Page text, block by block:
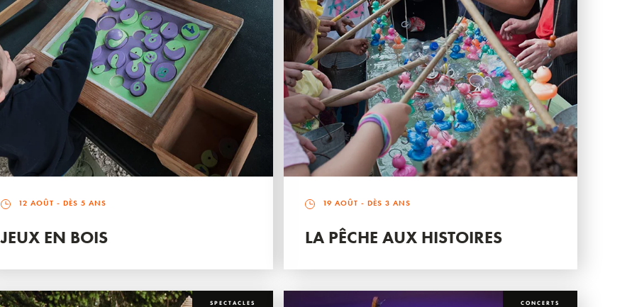
12 AOÛT - DÈS 5 ANS
JEUX EN BOIS
19 AOÛT - DÈS 3 ANS
LA PÊCHE AUX HISTOIRES
SPECTACLES CONCERTS